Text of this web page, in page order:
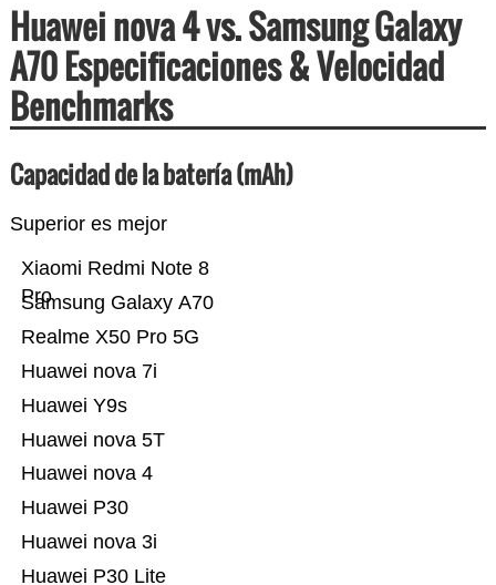
Huawei nova 4 vs. Samsung Galaxy
A70 Especificaciones & Velocidad
Benchmarks
Capacidad de la batería (mAh)
Superior es mejor
Huawei P30 Lite
Huawei nova 3i
Huawei P30
Huawei nova 4
Huawei nova 5T
Huawei Y9s
Huawei nova 7i
Realme X50 Pro 5G
Samsung Galaxy A70
Xiaomi Redmi Note 8
Pro